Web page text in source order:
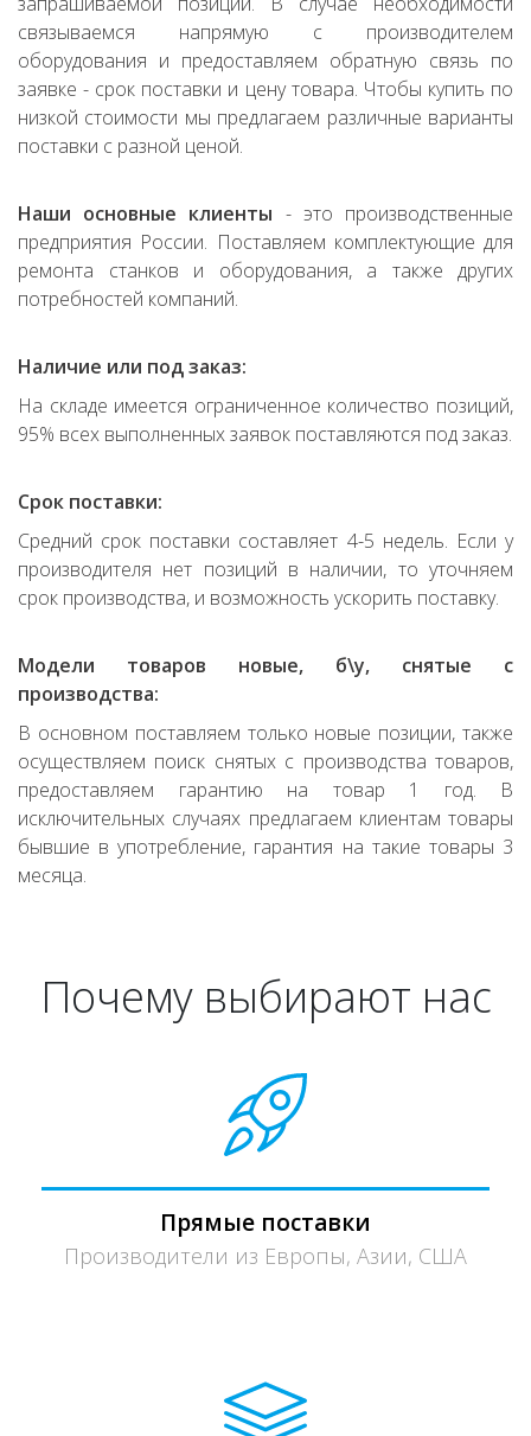
связываемся напрямую с производителем
оборудования и предоставляем обратную связь по
заявке - срок поставки и цену товара. Чтобы купить по
низкой стоимости мы предлагаем различные варианты
поставки с разной ценой.
Наши основные клиенты - это производственные
предприятия России. Поставляем комплектующие для
ремонта станков и оборудования, а также других
потребностей компаний.
Наличие или под заказ:
На складе имеется ограниченное количество позиций,
95% всех выполненных заявок поставляются под заказ.
Срок поставки:
Средний срок поставки составляет 4-5 недель. Если у
производителя нет позиций в наличии, то уточняем
срок производства, и возможность ускорить поставку.
Модели товаров новые, б\у, снятые с
производства:
В основном поставляем только новые позиции, также
осуществляем поиск снятых с производства товаров,
предоставляем гарантию на товар 1 год. В
исключительных случаях предлагаем клиентам товары
бывшие в употребление, гарантия на такие товары 3
месяца.
Почему выбирают нас
Прямые поставки
Производители из Европы, Азии, США